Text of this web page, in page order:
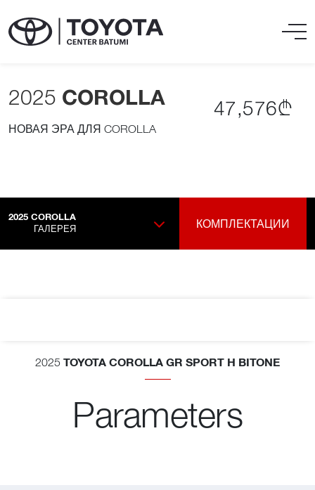
2025 COROLLA
НОВАЯ ЭРА ДЛЯ COROLLA
47,576₾
2025 COROLLA
ГАЛЕРЕЯ
КОМПЛЕКТАЦИИ
2025 TOYOTA COROLLA GR SPORT H BITONE
Parameters